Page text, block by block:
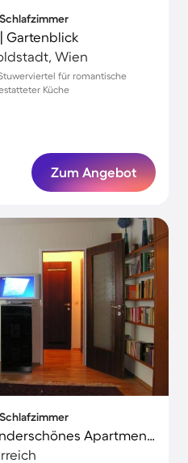
Schlafzimmer
Gartenblick
Wien
für romantische
Küche
Zum Angebot
Schlafzimmer
Voll ausgestattetes wunderschönes Apartment mit Terrasse | Stadtblick